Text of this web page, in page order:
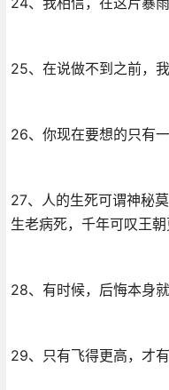
25、在说做不到之前，我
26、你现在要想的只有
27、人的生死可谓神秘
生老病死，千年可叹王
28、有时候，后悔本身
29、只有飞得更高，才